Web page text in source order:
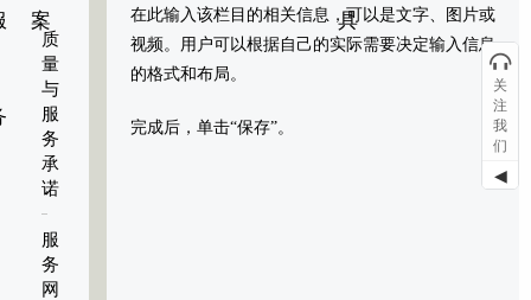
案 具
质
量
与
服
务
承
诺
服
务
网
在此输入该栏目的相关信息，可以是文字、图片或
视频。用户可以根据自己的实际需要决定输入信息
的格式和布局。
完成后，单击“保存”。
关
注
我
们
◀